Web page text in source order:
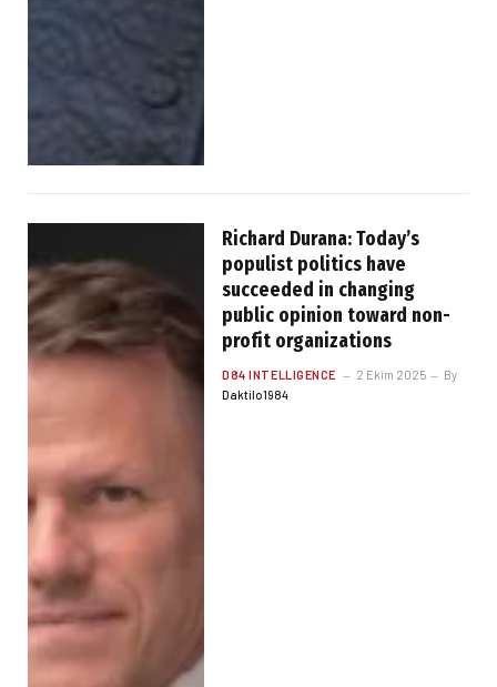
Richard Durana: Today’s
populist politics have
succeeded in changing
public opinion toward non-
profit organizations
D84 INTELLIGENCE 2 Ekim 2025
By
Daktilo1984